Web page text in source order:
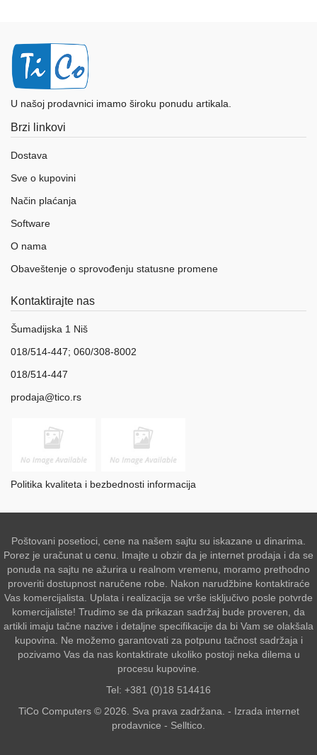
U našoj prodavnici imamo široku ponudu artikala.
Brzi linkovi
Dostava
Sve o kupovini
Način plaćanja
Software
O nama
Obaveštenje o sprovođenju statusne promene
Kontaktirajte nas
Šumadijska 1 Niš
018/514-447; 060/308-8002
018/514-447
prodaja@tico.rs
Politika kvaliteta i bezbednosti informacija
Poštovani posetioci, cene na našem sajtu su iskazane u dinarima.
Porez je uračunat u cenu. Imajte u obzir da je internet prodaja i da se
ponuda na sajtu ne ažurira u realnom vremenu, moramo prethodno
proveriti dostupnost naručene robe. Nakon narudžbine kontaktiraće
Vas komercijalista. Uplata i realizacija se vrše isključivo posle potvrde
komercijaliste! Trudimo se da prikazan sadržaj bude proveren, da
artikli imaju tačne nazive i detaljne specifikacije da bi Vam se olakšala
kupovina. Ne možemo garantovati za potpunu tačnost sadržaja i
pozivamo Vas da nas kontaktirate ukoliko postoji neka dilema u
procesu kupovine.
Tel: +381 (0)18 514416
TiCo Computers © 2026. Sva prava zadržana. - Izrada internet
prodavnice - Selltico.